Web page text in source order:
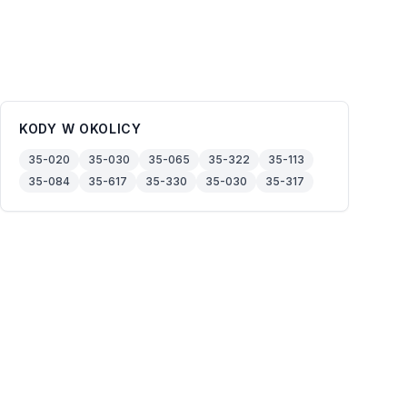
KODY W OKOLICY
35-020 35-030 35-065 35-322
35-113
35-084
35-617 35-330 35-030 35-317